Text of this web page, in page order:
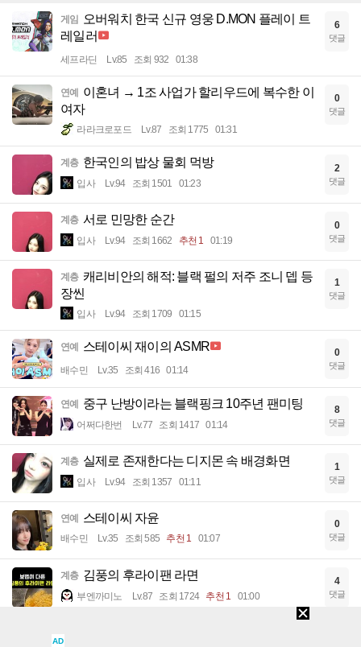
게임 오버워치 한국 신규 영웅 D.MON 플레이 트
레일러
세프라딘 Lv.85 조회 932 01:38
6
댓글
연예 이혼녀 → 1조 사업가 할리우드에 복수한 이
여자
라라크로포드 Lv.87 조회 1775 01:31
0
댓글
계층 한국인의 밥상 물회 먹방
입사 Lv.94 조회 1501 01:23
2
댓글
계층 서로 민망한 순간
입사 Lv.94 조회 1662 추천 1 01:19
0
댓글
계층 캐리비안의 해적: 블랙 펄의 저주 조니 뎁 등
장씬
입사 Lv.94 조회 1709 01:15
1
댓글
연예 스테이씨 재이의 ASMR
배수민 Lv.35 조회 416 01:14
0
댓글
연예 중구 난방이라는 블랙핑크 10주년 팬미팅
어쩌다한번 Lv.77 조회 1417 01:14
8
댓글
계층 실제로 존재한다는 디지몬 속 배경화면
입사 Lv.94 조회 1357 01:11
1
댓글
연예 스테이씨 자윤
배수민 Lv.35 조회 585 추천 1 01:07
0
댓글
계층 김풍의 후라이팬 라면
부엔까미노 Lv.87 조회 1724 추천 1 01:00
4
댓글
AD